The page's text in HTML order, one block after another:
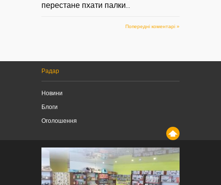
перестане пхати палки
Попередні коментарі »
Радар
Новини
Блоги
Оголошення